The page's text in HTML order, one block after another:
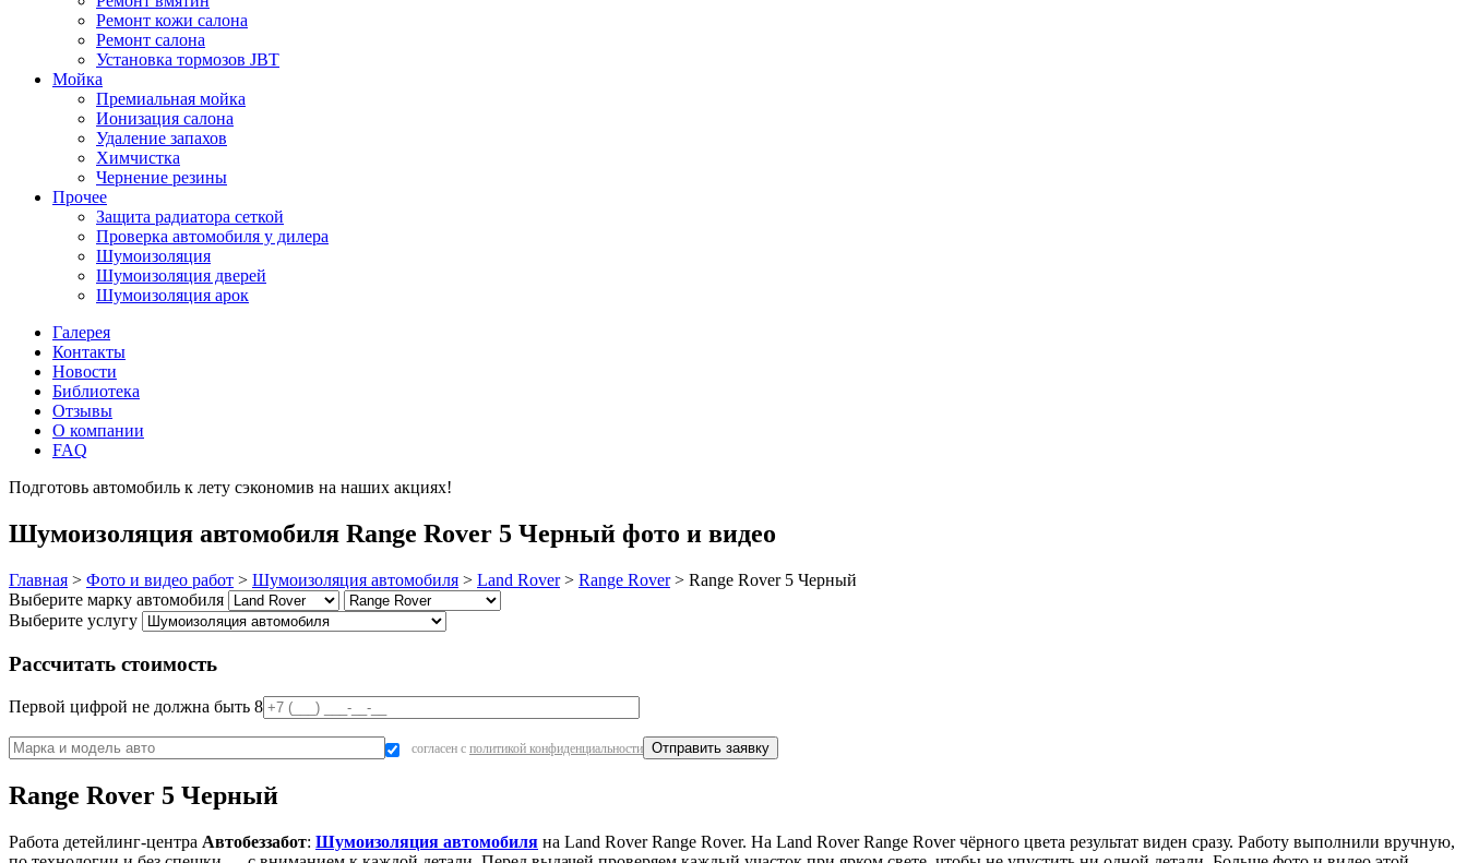
Ремонт кожи салона
Ремонт салона
Установка тормозов JBT
Мойка
Премиальная мойка
Ионизация салона
Удаление запахов
Химчистка
Чернение резины
Прочее
Защита радиатора сеткой
Проверка автомобиля у дилера
Шумоизоляция
Шумоизоляция дверей
Шумоизоляция арок
Галерея
Контакты
Новости
Библиотека
Отзывы
О компании
FAQ
Подготовь автомобиль к лету сэкономив на наших акциях!
Шумоизоляция автомобиля Range Rover 5 Черный фото и видео
Главная > Фото и видео работ > Шумоизоляция автомобиля > Land Rover > Range Rover > Range Rover 5 Черный
Выберите марку автомобиля
Выберите услугу
Рассчитать стоимость
Первой цифрой не должна быть 8
согласен с политикой конфиденциальности
Range Rover 5 Черный
Работа детейлинг-центра Автобеззабот: Шумоизоляция автомобиля на Land Rover Range Rover. На Land Rover Range Rover чёрного цвета результат виден сразу. Работу выполнили вручную,